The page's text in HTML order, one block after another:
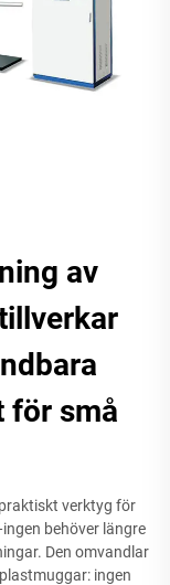
av
för små
verktyg för
behöver längre
Den omvandlar
ingen